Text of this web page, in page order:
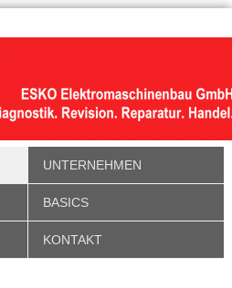
UNTERNEHMEN
BASICS
KONTAKT